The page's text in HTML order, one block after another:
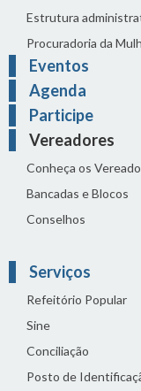
Estrutura
Procuradoria da
Eventos
Agenda
Participe
Vereadores
Conheça os
Bancadas e Blocos
Conselhos
Serviços
Refeitório Popular
Sine
Conciliação
Posto de